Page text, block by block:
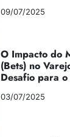
09/07/2025
O Impacto do
(Bets) no
Desafio para o
03/07/2025